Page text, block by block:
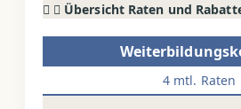
Übersicht Raten und
4 mtl. Raten